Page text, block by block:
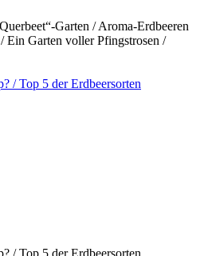
Garten /​ Aroma-Erdbeeren
Ein Garten voller Pfingstrosen /​
/​ Top 5 der Erdbeersorten
/​ Top 5 der Erdbeersorten